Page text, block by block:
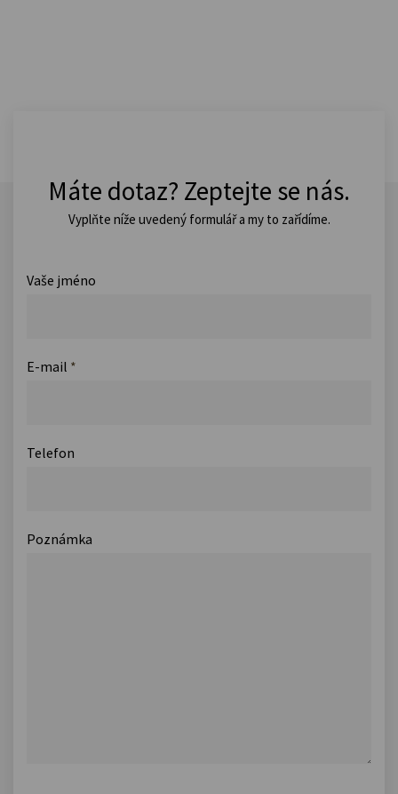
Máte dotaz? Zeptejte se nás.
Vyplňte níže uvedený formulář a my to zařídíme.
Vaše jméno
E-mail *
Telefon
Poznámka